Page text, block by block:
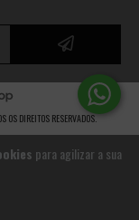
para agilizar a sua
DIREITOS RESERVADOS.